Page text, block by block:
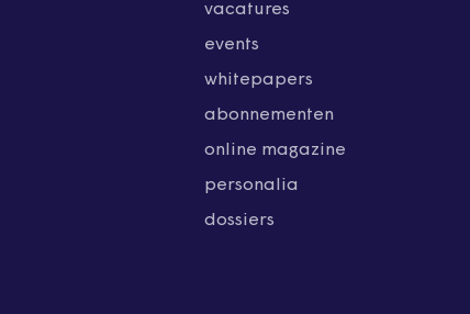
vacatures
events
whitepapers
abonnementen
online magazine
personalia
dossiers